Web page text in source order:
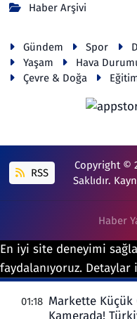
Haber Arşivi
Gündem Spor
Yaşam
Hava
Çevre & Doğa
RSS
Copyright ©
Saklıdır.
Haber
En iyi site deneyimi
faydalanıyoruz. Detaylar
01:18 Markette Küçük
Kamerada!